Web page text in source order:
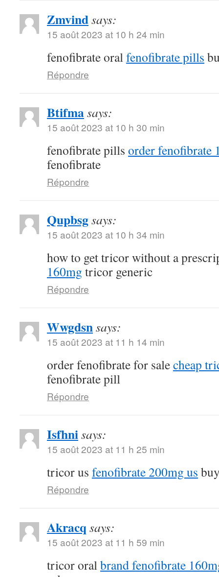
Zmvindsays:
15 août 2023 at 10 h 24 min
fenofibrate oralfenofibrate pills
Répondre
Btifmasays:
15 août 2023 at 10 h 30 min
fenofibrate pills order fenofibrate
fenofibrate
Répondre
Qupbsgsays:
15 août 2023 at 10 h 34 min
how to get tricor without a
160mg tricor generic
Répondre
Wwgdsnsays:
15 août 2023 at 11 h 14 min
order fenofibrate for salecheap
fenofibrate pill
Répondre
Isfhnisays:
15 août 2023 at 11 h 25 min
tricor us fenofibrate 200mg us
Répondre
Akracq says:
15 août 2023 at 11 h 59 min
tricor oralbrand fenofibrate